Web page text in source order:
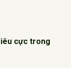
cực trong